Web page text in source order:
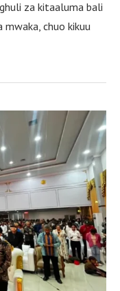
za kitaaluma bali
mwaka, chuo kikuu